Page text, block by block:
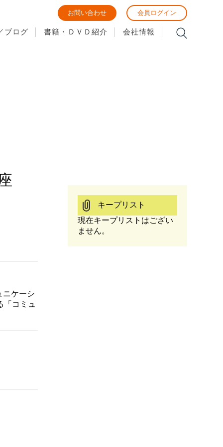
会員ログイン
お問い合わせ
ブログ 書籍・ＤＶＤ紹介 会社情報
キープリスト
現在キープリストはござい
ません。
ニケーシ
コミュ